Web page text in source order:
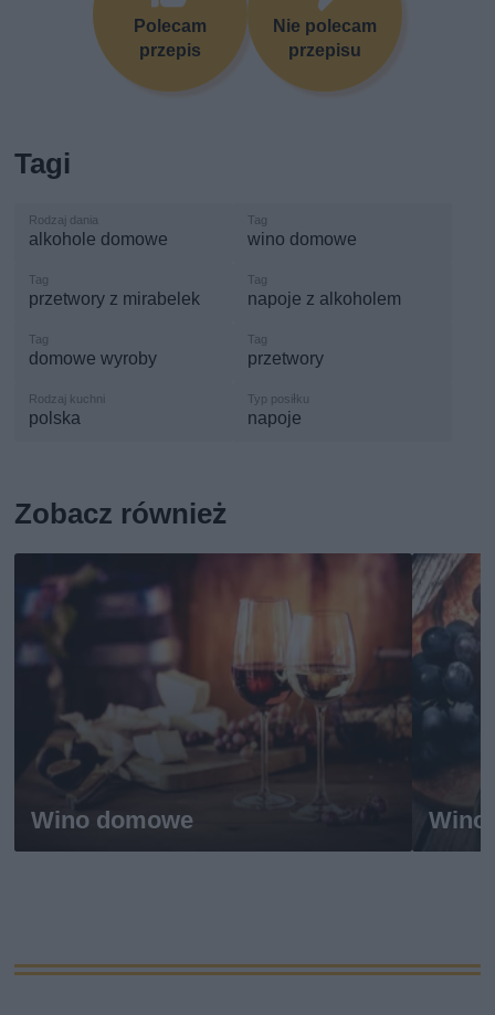
Polecam
przepis
Nie polecam
przepisu
Tagi
alkohole domowe wino domowe
przetwory z mirabelek napoje z alkoholem
domowe wyroby przetwory
polska napoje
Zobacz również
Wino domowe Wino